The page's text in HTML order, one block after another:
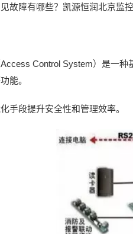
故障有哪些？凯源恒润北京监
Control System）是一
能。
手段提升安全性和管理效率。